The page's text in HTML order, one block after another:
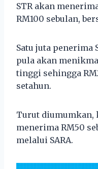
STR akan
RM100 sebulan,
Satu juta penerima
pula akan
tinggi sehingga
setahun.
Turut diumumkan,
menerima RM50
melalui SARA.